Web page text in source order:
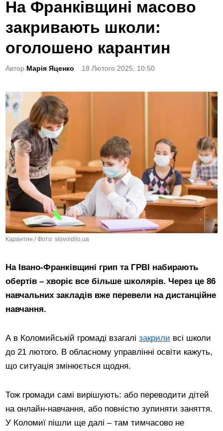
s
t
e
d
i
На Франківщині масово
закривають школи:
оголошено карантин
Автор Марія Яценко 18 Лютого 2025, 10:50
Карантин / Фото: slovoidilo.ua
На Івано-Франківщині грип та ГРВІ набирають
обертів – хворіє все більше школярів. Через це 86
навчальних закладів вже перевели на дистанційне
навчання.
А в Коломийській громаді взагалізакрили всі школи
до 21 лютого. В обласному управлінні освіти кажуть,
що ситуація змінюється щодня.
Тож громади самі вирішують: або переводити дітей
на онлайн-навчання, або повністю зупиняти заняття.
У Коломиї пішли ще далі – там тимчасово не